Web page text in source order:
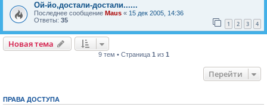
Ой-йо,достали-достали......
Последнее сообщение Maus « 15 дек 2005, 14:36
Ответы: 35 1 2 3 4
Новая тема
Новаятема
9 тем • Страница 1 из 1
Перейти
ПРАВА ДОСТУПА